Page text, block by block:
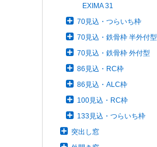
EXIMA 31
70見込・つらいち枠
70見込・鉄骨枠 半外付型
70見込・鉄骨枠 外付型
86見込・RC枠
86見込・ALC枠
100見込・RC枠
133見込・つらいち枠
突出し窓